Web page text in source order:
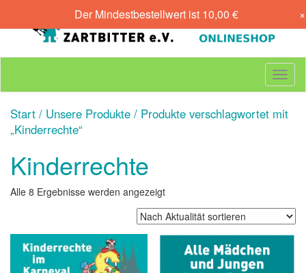
T
o
g
g
a
t
Start / Unsere Produkte / Produkte verschlagwortet mit
„Kinderrechte“
Kinderrechte
Alle 8 Ergebnisse werden angezeigtNach
sortiert
Der Mindestbestellwert ist 10,00 € ×